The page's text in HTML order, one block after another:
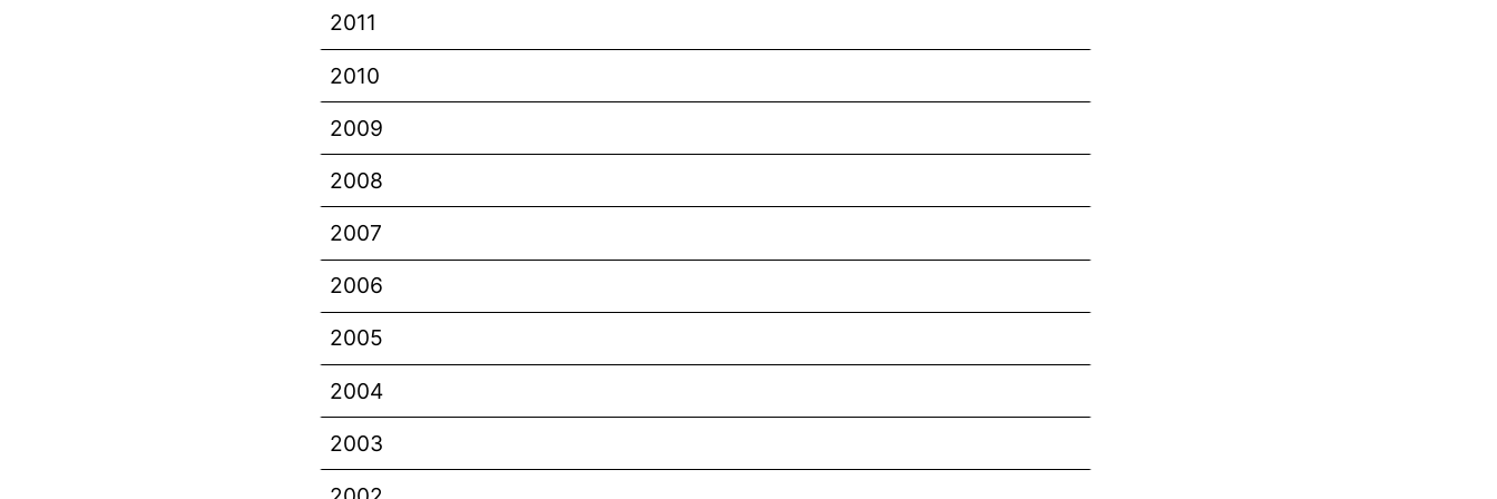
2011
2010
2009
2008
2007
2006
2005
2004
2003